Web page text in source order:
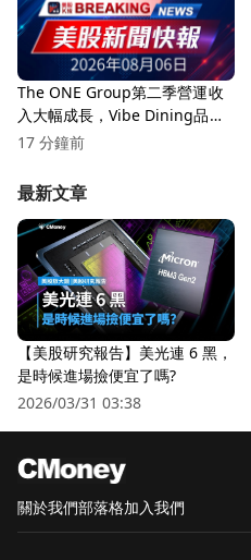
The ONE Group第二季營運收
入大幅成長，Vibe Dining品牌
持續強勁！
17 分鐘前
最新文章
【美股研究報告】美光連 6 黑，
是時候進場撿便宜了嗎?
2026/03/31 03:38
關於我們部落格加入我們